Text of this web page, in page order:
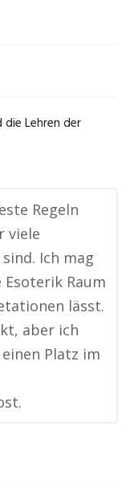
die Lehren der
Regeln
viele
Ich mag
Esoterik Raum
lässt.
aber ich
Platz im